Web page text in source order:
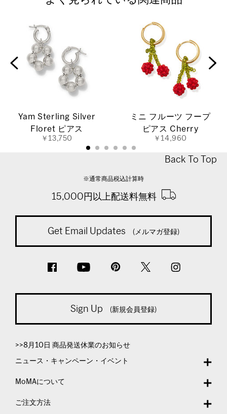
Yam Sterling Silver
Floret ピアス
￥13,750
ミニ フルーツ フープ
ピアス Cherry
￥14,960
Back To Top
※通常商品税込計算時
15,000円以上配送料無料
Get Email Updates (メルマガ登録)
Sign Up (新規会員登録)
>>8月10日 商品発送休業のお知らせ
ニュース・キャンペーン・イベント
MoMAについて
ご注文方法